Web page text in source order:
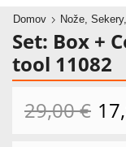
Domov Nože,
Set: Box +
tool 11082
29,00€ cena